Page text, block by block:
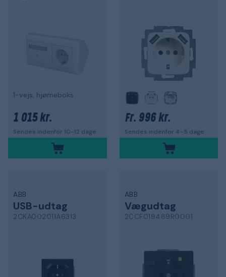
1-vejs, hjørneboks
1 015 kr.
Sendes indenfor 10-12 dage
Fr. 996 kr.
Sendes indenfor 4-5 dage
ABB
USB-udtag
2CKA002011A6313
ABB
Vægudtag
2CCF019489R0001